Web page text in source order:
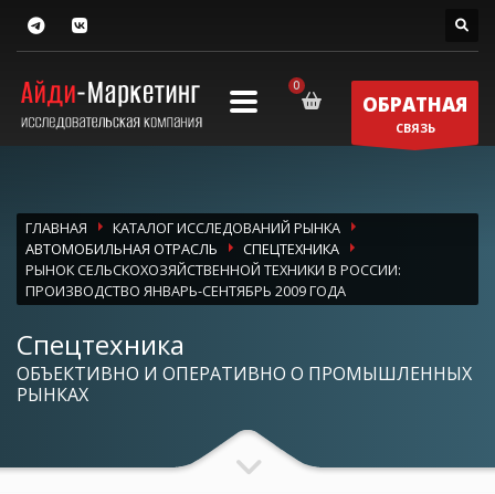
ОБРАТНАЯ
СВЯЗЬ
ГЛАВНАЯ
КАТАЛОГ ИССЛЕДОВАНИЙ РЫНКА
АВТОМОБИЛЬНАЯ ОТРАСЛЬ
СПЕЦТЕХНИКА
РЫНОК СЕЛЬСКОХОЗЯЙСТВЕННОЙ ТЕХНИКИ В РОССИИ:
ПРОИЗВОДСТВО ЯНВАРЬ-СЕНТЯБРЬ 2009 ГОДА
Спецтехника
ОБЪЕКТИВНО И ОПЕРАТИВНО О ПРОМЫШЛЕННЫХ
РЫНКАХ